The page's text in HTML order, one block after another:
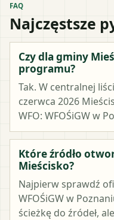
FAQ
Najczęstsze
Czy dla gminy
programu?
Tak. W centralnej
czerwca 2026
WFO: WFOŚiGW w
Które źródło
Mieścisko?
Najpierw sprawdź
WFOŚiGW w
ścieżkę do źródeł,